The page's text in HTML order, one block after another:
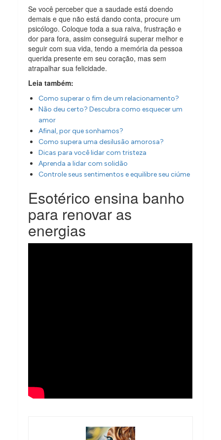
Se você perceber que a saudade está doendo
demais e que não está dando conta, procure um
psicólogo. Coloque toda a sua raiva, frustração e
dor para fora, assim conseguirá superar melhor e
seguir com sua vida, tendo a memória da pessoa
querida presente em seu coração, mas sem
atrapalhar sua felicidade.
Leia também:
Como superar o fim de um relacionamento?
Não deu certo? Descubra como esquecer um
amor
Afinal, por que sonhamos?
Como supera uma desilusão amorosa?
Dicas para você lidar com tristeza
Aprenda a lidar com solidão
Controle seus sentimentos e equilibre seu ciúme
Esotérico ensina banho
para renovar as
energias